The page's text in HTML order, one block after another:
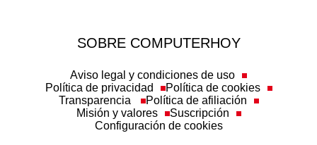
SOBRE COMPUTERHOY
Aviso legal y condiciones de uso
Política de privacidad
Política de cookies
Transparencia
Política de afiliación
Misión y valores
Suscripción
Configuración de cookies